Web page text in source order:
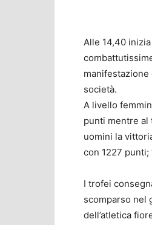
Alle 14,40
società.
A livello
punti mentre al
uomini la
con 1227 punti;
I trofei
scomparso nel
dell’atletica